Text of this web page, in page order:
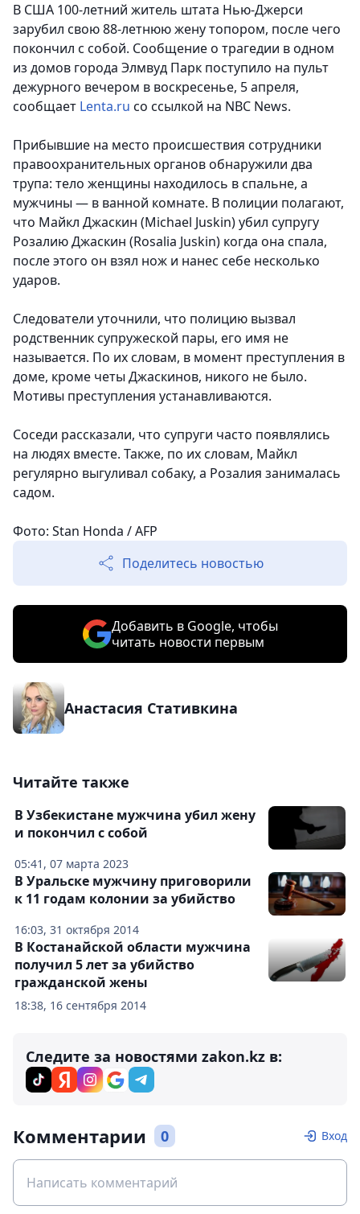
В США 100-летний житель штата Нью-Джерси
зарубил свою 88-летнюю жену топором, после чего
покончил с собой. Сообщение о трагедии в одном
из домов города Элмвуд Парк поступило на пульт
дежурного вечером в воскресенье, 5 апреля,
сообщает Lenta.ru со ссылкой на NBC News.
Прибывшие на место происшествия сотрудники
правоохранительных органов обнаружили два
трупа: тело женщины находилось в спальне, а
мужчины — в ванной комнате. В полиции полагают,
что Майкл Джаскин (Michael Juskin) убил супругу
Розалию Джаскин (Rosalia Juskin) когда она спала,
после этого он взял нож и нанес себе несколько
ударов.
Следователи уточнили, что полицию вызвал
родственник супружеской пары, его имя не
называется. По их словам, в момент преступления в
доме, кроме четы Джаскинов, никого не было.
Мотивы преступления устанавливаются.
Соседи рассказали, что супруги часто появлялись
на людях вместе. Также, по их словам, Майкл
регулярно выгуливал собаку, а Розалия занималась
садом.
Фото: Stan Honda / AFP
Поделитесь новостью
Добавить в Google, чтобы
читать новости первым
Анастасия Стативкина
Читайте также
05:41, 07 марта 2023
В Узбекистане мужчина убил жену
и покончил с собой
16:03, 31 октября 2014
В Уральске мужчину приговорили
к 11 годам колонии за убийство
18:38, 16 сентября 2014
В Костанайской области мужчина
получил 5 лет за убийство
гражданской жены
Следите за новостями zakon.kz в:
Комментарии 0 Вход